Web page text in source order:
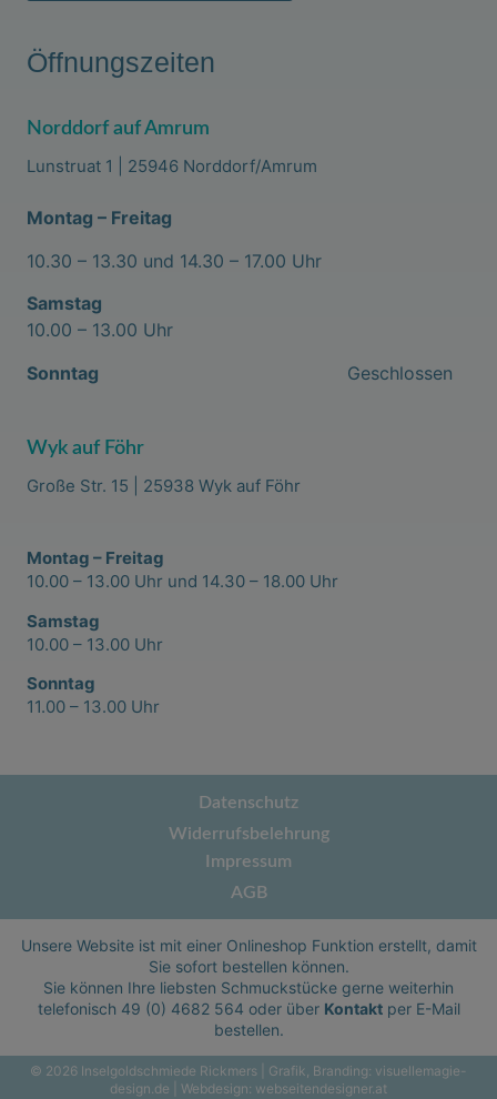
Öffnungszeiten
Norddorf auf Amrum
Lunstruat 1 | 25946 Norddorf/Amrum
Montag – Freitag
10.30 – 13.30 und 14.30 – 17.00 Uhr
Samstag
10.00 – 13.00 Uhr
Sonntag Geschlossen
Wyk auf Föhr
Große Str. 15 | 25938 Wyk auf Föhr
Montag – Freitag
10.00 – 13.00 Uhr und 14.30 – 18.00 Uhr
Samstag
10.00 – 13.00 Uhr
Sonntag
11.00 – 13.00 Uhr
Datenschutz
Widerrufsbelehrung
Impressum
AGB
Unsere Website ist mit einer Onlineshop Funktion erstellt, damit
Sie sofort bestellen können.
Sie können Ihre liebsten Schmuckstücke gerne weiterhin
telefonisch 49 (0) 4682 564 oder über Kontaktper E-Mail
bestellen.
© 2026 Inselgoldschmiede Rickmers | Grafik, Branding: visuellemagie-
design.de | Webdesign: webseitendesigner.at